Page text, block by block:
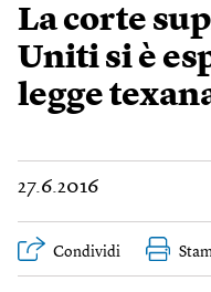
La corte
Uniti si è
legge
27.6.2016
Condividi